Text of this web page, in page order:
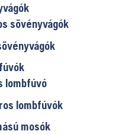
sövényvágók
lombfúvó
lombfúvók
mosók